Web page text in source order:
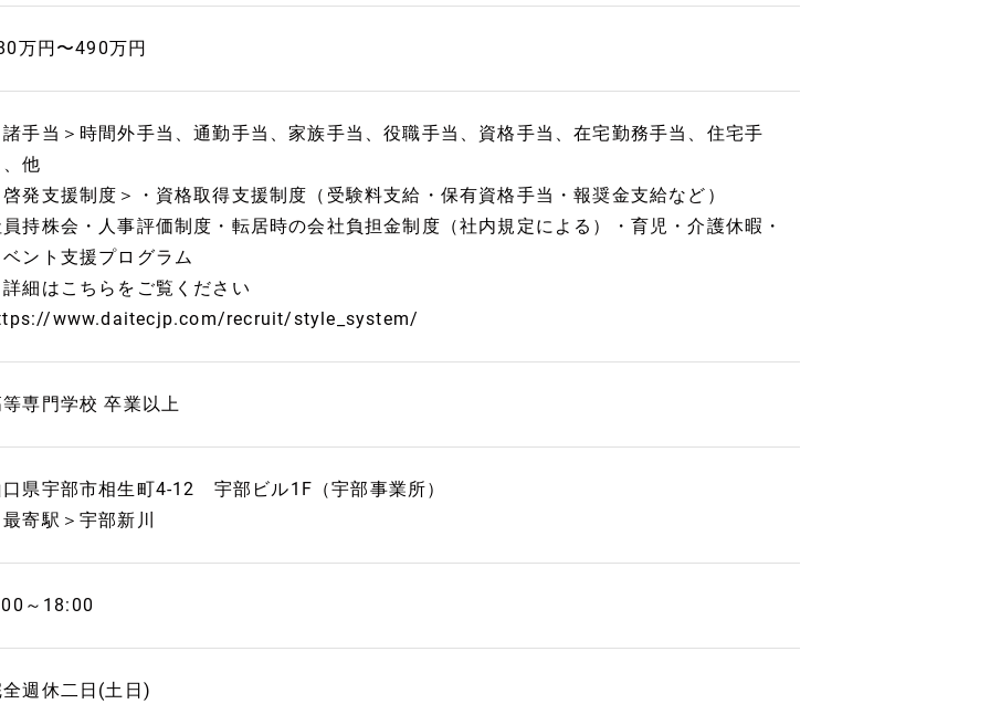
万円〜490万円
手当＞時間外手当、通勤手当、家族手当、役職手当、資格手当、在宅勤務手当、住宅手
他
発支援制度＞・資格取得支援制度（受験料支給・保有資格手当・報奨金支給など）
持株会・人事評価制度・転居時の会社負担金制度（社内規定による）・育児・介護休暇・
ント支援プログラム
細はこちらをご覧ください
www.daitecjp.com/recruit/style_system/
専門学校 卒業以上
口県宇部市相生町4-12 宇部ビル1F（宇部事業所）
寄駅＞宇部新川
～18:00
週休二日(土日)